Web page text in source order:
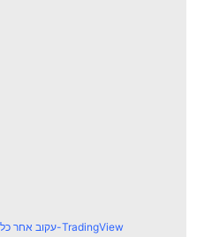
עקוב אחר כל השווקים ב-TradingView